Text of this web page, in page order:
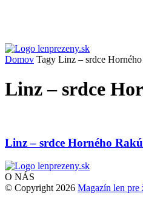
Domov Tagy Linz – srdce
Linz – srdce
Linz – srdce Horného
O NÁS
© Copyright 2026 Magazín len pre